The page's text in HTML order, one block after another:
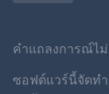
ภาษ
คำแถลงการณ์ไ
ซอฟต์แวร์นี้จัดท